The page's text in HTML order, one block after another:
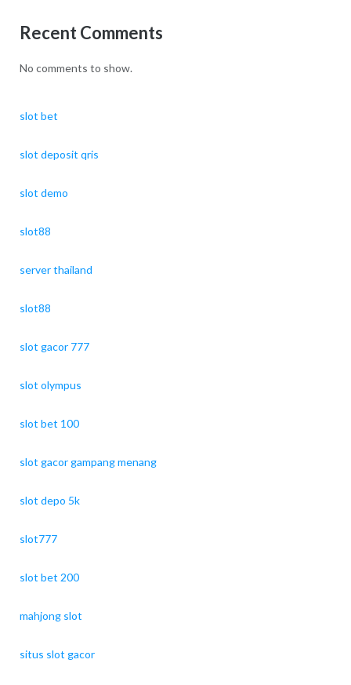
Recent Comments
No comments to show.
slot bet
slot deposit qris
slot demo
slot88
server thailand
slot88
slot gacor 777
slot olympus
slot bet 100
slot gacor gampang menang
slot depo 5k
slot777
slot bet 200
mahjong slot
situs slot gacor